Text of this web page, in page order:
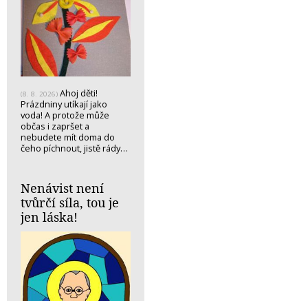
(8. 8. 2026) Ahoj děti!
Prázdniny utíkají jako
voda! A protože může
občas i zapršet a
nebudete mít doma do
čeho píchnout, jistě rády…
Nenávist není
tvůrčí síla, tou je
jen láska!